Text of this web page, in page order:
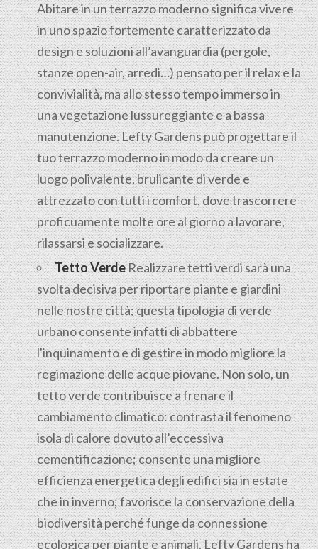
Abitare in un terrazzo moderno significa vivere
in uno spazio fortemente caratterizzato da
design e soluzioni all’avanguardia (pergole,
stanze open-air, arredi…) pensato per il relax e la
convivialità, ma allo stesso tempo immerso in
una vegetazione lussureggiante e a bassa
manutenzione. Lefty Gardens può progettare il
tuo terrazzo moderno in modo da creare un
luogo polivalente, brulicante di verde e
attrezzato con tutti i comfort, dove trascorrere
proficuamente molte ore al giorno a lavorare,
rilassarsi e socializzare.
Tetto VerdeRealizzare tetti verdi sarà una
svolta decisiva per riportare piante e giardini
nelle nostre città; questa tipologia di verde
urbano consente infatti di abbattere
l'inquinamento e di gestire in modo migliore la
regimazione delle acque piovane. Non solo, un
tetto verde contribuisce a frenare il
cambiamento climatico: contrasta il fenomeno
isola di calore dovuto all’eccessiva
cementificazione; consente una migliore
efficienza energetica degli edifici sia in estate
che in inverno; favorisce la conservazione della
biodiversità perché funge da connessione
ecologica per piante e animali. Lefty Gardens ha